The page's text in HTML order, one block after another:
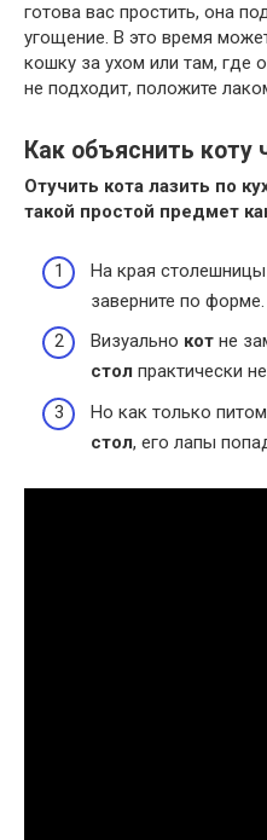
готова вас простить, она
угощение. В это время
кошку за ухом или там, где
не подходит, положите
Как объяснить коту
Отучить кота лазить по
такой простой предмет
На края
заверните по форме.
Визуально кот не
стол практически
Но как только
стол, его лапы